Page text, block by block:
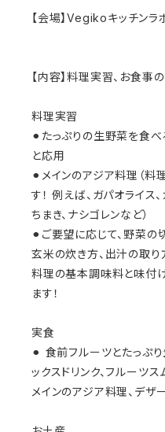
【会場】Vegikoキッチン
【内容】料理実習、お食事
料理実習
⚫︎たっぷりの生野菜を食
と応用
⚫︎メインのアジア料理（料
す！ 例えば、ガパオライス
ちまき、ナシゴレンなど）
⚫︎ご要望に応じて、野菜の
玄米の炊き方、出汁の取り
料理の基本調味料と味付
ます！
実食
⚫︎ 食前フルーツとたっぷ
ックスドリンク、フルーツ
メインのアジア料理、デザー